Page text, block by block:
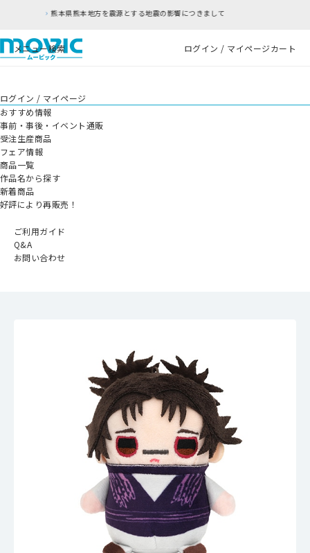
とする地震の影響につきまして
メニュー検索 ログイン / マイページカート
ログイン / マイページ
おすすめ情報
事前・事後・イベント通販
受注生産商品
フェア情報
商品一覧
作品名から探す
新着商品
好評により再販売！
ご利用ガイド
Q&A
お問い合わせ